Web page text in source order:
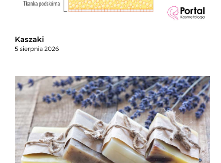
Kaszaki
5 sierpnia 2026